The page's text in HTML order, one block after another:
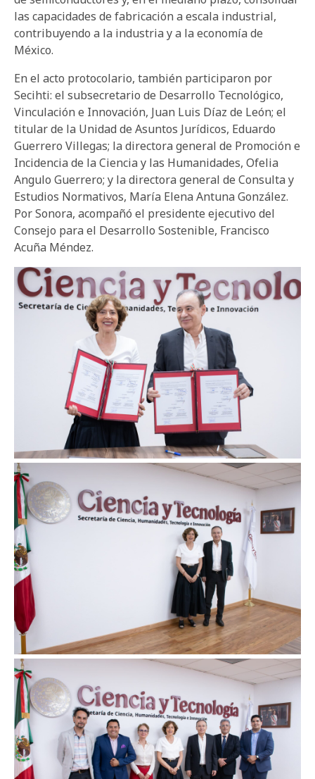
las capacidades de fabricación a escala industrial,
contribuyendo a la industria y a la economía de
México.
En el acto protocolario, también participaron por
Secihti: el subsecretario de Desarrollo Tecnológico,
Vinculación e Innovación, Juan Luis Díaz de León; el
titular de la Unidad de Asuntos Jurídicos, Eduardo
Guerrero Villegas; la directora general de Promoción e
Incidencia de la Ciencia y las Humanidades, Ofelia
Angulo Guerrero; y la directora general de Consulta y
Estudios Normativos, María Elena Antuna González.
Por Sonora, acompañó el presidente ejecutivo del
Consejo para el Desarrollo Sostenible, Francisco
Acuña Méndez.